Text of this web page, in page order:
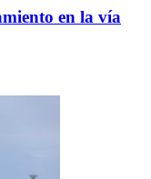
en la vía